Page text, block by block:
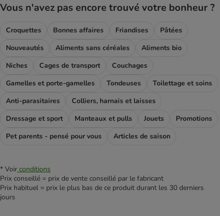
Vous n'avez pas encore trouvé votre bonheur ?
Croquettes Bonnes affaires Friandises
Pâtées
Nouveautés
Aliments sans céréales
Aliments bio
Niches
Cages de transport
Couchages
Gamelles et porte-gamelles
Tondeuses
Toilettage et soins
Anti-parasitaires
Colliers, harnais et laisses
Dressage et sport
Manteaux et pulls Jouets
Promotions
Pet parents - pensé pour vous
Articles de saison
* Voir conditions
Prix conseillé = prix de vente conseillé par le fabricant
Prix habituel = prix le plus bas de ce produit durant les 30 derniers
jours